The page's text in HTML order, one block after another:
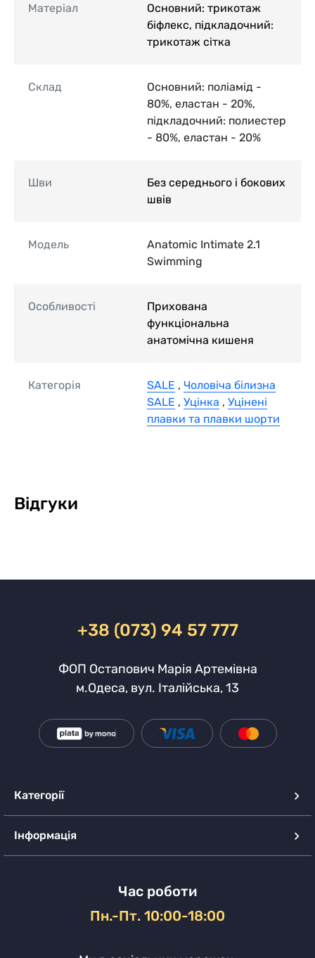
Матеріал
Основний: трикотаж
біфлекс, підкладочний:
трикотаж сітка
Склад
Основний: поліамід -
80%, еластан - 20%,
підкладочний: полиестер
- 80%, еластан - 20%
Шви
Без середнього і бокових
швів
Модель
Anatomic Intimate 2.1
Swimming
Особливості
Прихована
функціональна
анатомічна кишеня
Категорія SALE , Чоловіча білизна
SALE , Уцінка , Уцінені
плавки та плавки шорти
Відгуки
+38 (073) 94 57 777
ФОП Остапович Марія Артемівна
м.Одеса, вул. Італійська, 13
Категорії
Інформація
Час роботи
Пн.-Пт. 10:00-18:00